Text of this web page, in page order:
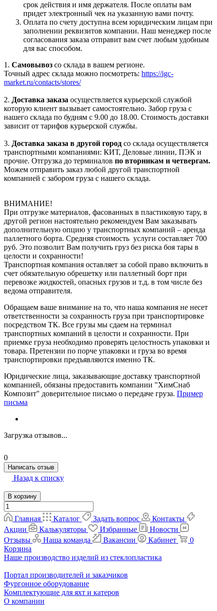
срок действия и имя держателя. После оплаты вам
придет электронный чек на указанную вами почту.
Оплата по счету доступна всем юридическим лицам при
заполнении реквизитов компании. Наш менеджер после
согласования заказа отправит вам счет любым удобным
для вас способом.
1. Самовывоз со склада в вашем регионе.
Точный адрес склада можно посмотреть: https://igc-
market.ru/contacts/stores/
2. Доставка заказа осуществляется курьерской службой
которую клиент вызывает самостоятельно. Забор груза с
нашего склада по будням с 9.00 до 18.00. Стоимость доставки
зависит от тарифов курьерской службы.
3. Доставка заказа в другой город со склада осуществляется
транспортными компаниями: КИТ, Деловые линии, ПЭК и
прочие. Отгрузка до терминалов по вторникам и четвергам.
Можем отправить заказ любой другой транспортной
компанией с забором груза с нашего склада.
ВНИМАНИЕ!
При отгрузке материалов, фасованных в пластиковую тару, в
другой регион настоятельно рекомендуем Вам заказывать
дополнительную опцию у транспортных компаний – аренда
паллетного борта. Средняя стоимость услуги составляет 700
руб. Это позволит Вам получить груз без риска боя тары в
целости и сохранности!
Транспортная компания оставляет за собой право включить в
счет обязательную обрешетку или паллетный борт при
перевозке жидкостей, опасных грузов и т.д. в том числе без
ведома отправителя.
Обращаем ваше внимание на то, что наша компания не несет
ответственности за сохранность груза при транспортировке
посредством ТК. Все грузы мы сдаем на терминал
транспортных компаний в целости и сохранности. При
приемке груза необходимо проверять целостность упаковки и
товара. Претензии по порче упаковки и груза во время
транспортировки предъявляются именно ТК.
Юридические лица, заказывающие доставку транспортной
компанией, обязаны предоставить компании "ХимСнаб
Композит" доверительное письмо о передаче груза. Пример
письма
Загрузка отзывов...
0
Написать отзыв
Назад к списку
В корзину
Главная Каталог Задать вопрос
Контакты
Акции
Калькуляторы Избранные
Новости
Отзывы
Наша команда Вакансии Кабинет
0
Корзина
Наше производство изделий из стеклопластика
Портал производителей и заказчиков
Фургонное оборудование
Комплектующие для яхт и катеров
О компании